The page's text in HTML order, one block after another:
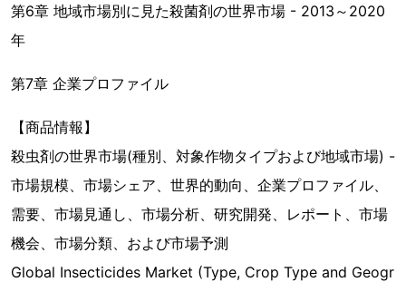
第6章 地域市場別に見た殺菌剤の世界市場 - 2013～2020
年
第7章 企業プロファイル
【商品情報】
殺虫剤の世界市場(種別、対象作物タイプおよび地域市場) -
市場規模、市場シェア、世界的動向、企業プロファイル、
需要、市場見通し、市場分析、研究開発、レポート、市場
機会、市場分類、および市場予測
Global Insecticides Market (Type, Crop Type and Geogr